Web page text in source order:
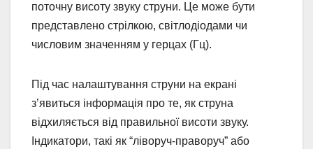
поточну висоту звуку струни. Це може бути
представлено стрілкою, світлодіодами чи
числовим значенням у герцах (Гц).
Під час налаштування струни на екрані
з’явиться інформація про те, як струна
відхиляється від правильної висоти звуку.
Індикатори, такі як “ліворуч-праворуч” або